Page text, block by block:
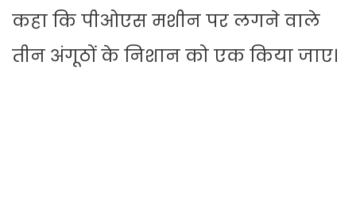
कहा कि पीओएस मशीन पर लगने वाले
तीन अंगूठों के निशान को एक किया जाए।